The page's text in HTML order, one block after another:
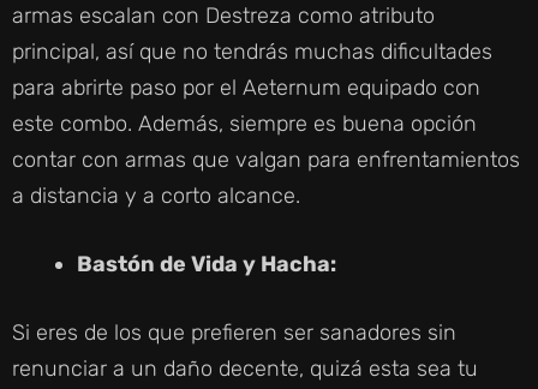
armas escalan con Destreza como atributo
principal, así que no tendrás muchas dificultades
para abrirte paso por el Aeternum equipado con
este combo. Además, siempre es buena opción
contar con armas que valgan para enfrentamientos
a distancia y a corto alcance.
Bastón de Vida y Hacha:
Si eres de los que prefieren ser sanadores sin
renunciar a un daño decente, quizá esta sea tu